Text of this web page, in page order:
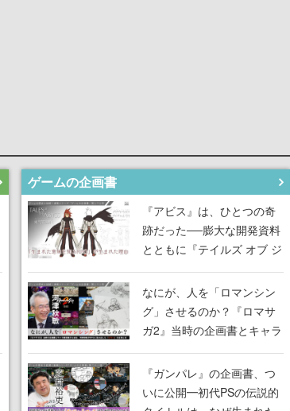
ゲームの企画書
『アビス』は、ひとつの奇
跡だった──膨大な開発資料
とともに『テイルズ オブ ジ
アビス』開発陣に聞く、
「生まれた意味を知る
RPG」が生まれた理由【ゲ
ームの企画書】
なにが、人を「ロマンシン
グ」させるのか？『ロマサ
ガ2』当時の企画書とキャラ
設定画から迫る、河津秋敏
がRPGに生み出した「ロマ
ン」の正体とは【ゲームの
企画書】
『ガンパレ』の企画書、つ
いに公開━初代PSの伝説的